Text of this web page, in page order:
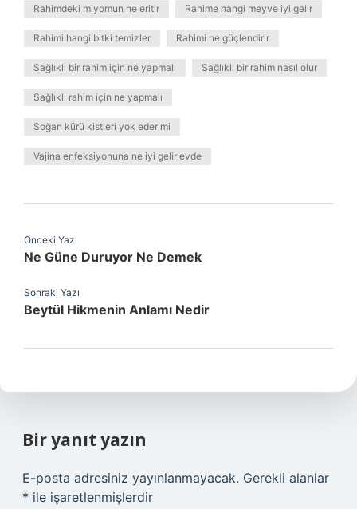
Rahimdeki miyomun ne eritir Rahime hangi meyve iyi gelir
Rahimi hangi bitki temizler Rahimi ne güçlendirir
Sağlıklı bir rahim için ne yapmalı Sağlıklı bir rahim nasıl olur
Sağlıklı rahim için ne yapmalı
Soğan kürü kistleri yok eder mi
Vajina enfeksiyonuna ne iyi gelir evde
Önceki Yazı
Ne Güne Duruyor Ne Demek
Sonraki Yazı
Beytül Hikmenin Anlamı Nedir
Bir yanıt yazın
E-posta adresiniz yayınlanmayacak. Gerekli alanlar
* ile işaretlenmişlerdir